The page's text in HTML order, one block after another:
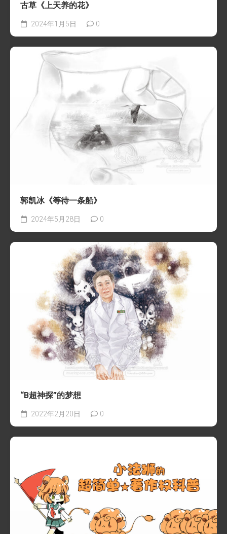
古草《上天养的花》
2024年1月5日 0
郭凯冰《等待一条船》
2024年5月28日 0
“B超神探”的梦想
2022年2月20日 0